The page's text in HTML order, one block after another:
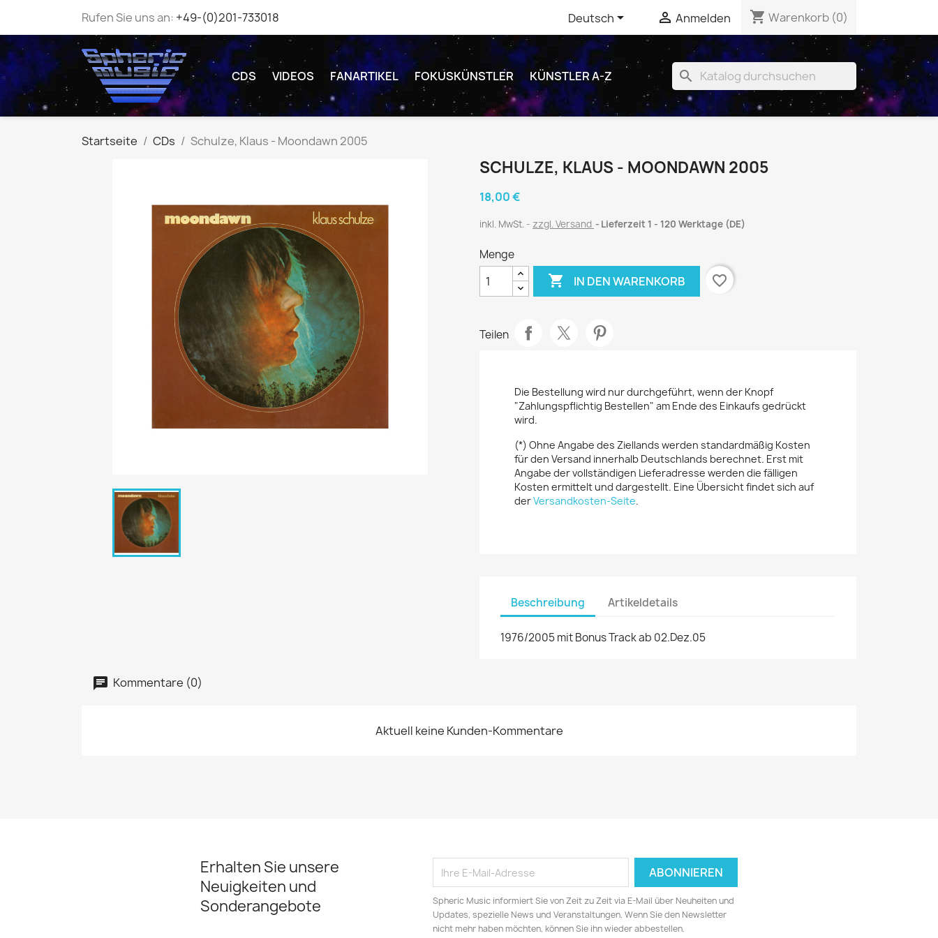
Rufen Sie uns an: +49-(0)201-733018 Deutsch  Anmelden shopping_cart Warenkorb (0)
CDS VIDEOS FANARTIKEL FOKUSKÜNSTLER KÜNSTLER A-Z search
Startseite CDs Schulze, Klaus - Moondawn 2005
SCHULZE, KLAUS - MOONDAWN 2005
18,00 €
inkl. MwSt. zzgl. Versand Lieferzeit 1 - 120 Werktage (DE)
Menge
 IN DEN WARENKORB favorite_border
Teilen
Die Bestellung wird nur durchgeführt, wenn der Knopf
"Zahlungspflichtig Bestellen" am Ende des Einkaufs gedrückt
wird.
(*) Ohne Angabe des Ziellands werden standardmäßig Kosten
für den Versand innerhalb Deutschlands berechnet. Erst mit
Angabe der vollständigen Lieferadresse werden die fälligen
Kosten ermittelt und dargestellt. Eine Übersicht findet sich auf
derVersandkosten-Seite.
Beschreibung Artikeldetails
1976/2005 mit Bonus Track ab 02.Dez.05
Kommentare (0)
Aktuell keine Kunden-Kommentare
Erhalten Sie unsere
Neuigkeiten und
Sonderangebote
Spheric Music informiert Sie von Zeit zu Zeit via E-Mail über Neuheiten und
Updates, spezielle News und Veranstaltungen. Wenn Sie den Newsletter
nicht mehr haben möchten, können Sie ihn wieder abbestellen.